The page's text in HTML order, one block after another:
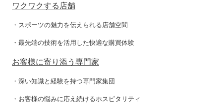
ワクワクする店舗
・スポーツの魅力を伝えられる店舗空間
・最先端の技術を活用した快適な購買体験
お客様に寄り添う専門家
・深い知識と経験を持つ専門家集団
・お客様の悩みに応え続けるホスピタリティ